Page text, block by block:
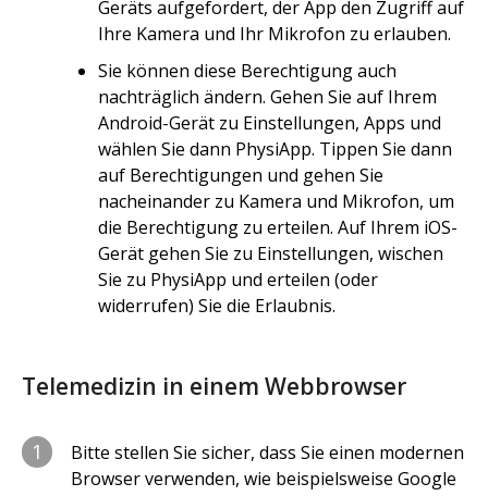
Geräts aufgefordert, der App den Zugriff auf
Ihre Kamera und Ihr Mikrofon zu erlauben.
Sie können diese Berechtigung auch
nachträglich ändern. Gehen Sie auf Ihrem
Android-Gerät zu Einstellungen, Apps und
wählen Sie dann PhysiApp. Tippen Sie dann
auf Berechtigungen und gehen Sie
nacheinander zu Kamera und Mikrofon, um
die Berechtigung zu erteilen. Auf Ihrem iOS-
Gerät gehen Sie zu Einstellungen, wischen
Sie zu PhysiApp und erteilen (oder
widerrufen) Sie die Erlaubnis.
Telemedizin in einem Webbrowser
1
Bitte stellen Sie sicher, dass Sie einen modernen
Browser verwenden, wie beispielsweise Google